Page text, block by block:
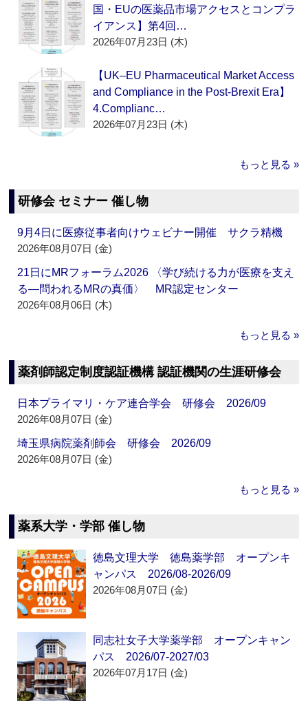
国・EUの医薬品市場アクセスとコンプラ
イアンス】第4回…
2026年07月23日 (木)
【UK–EU Pharmaceutical Market Access
and Compliance in the Post-Brexit Era】
4.Complianc…
2026年07月23日 (木)
もっと見る »
研修会 セミナー 催し物
9月4日に医療従事者向けウェビナー開催 サクラ精機
2026年08月07日 (金)
21日にMRフォーラム2026 〈学び続ける力が医療を支え
る―問われるMRの真価〉 MR認定センター
2026年08月06日 (木)
もっと見る »
薬剤師認定制度認証機構 認証機関の生涯研修会
日本プライマリ・ケア連合学会 研修会 2026/09
2026年08月07日 (金)
埼玉県病院薬剤師会 研修会 2026/09
2026年08月07日 (金)
もっと見る »
薬系大学・学部 催し物
徳島文理大学 徳島薬学部 オープンキ
ャンパス 2026/08-2026/09
2026年08月07日 (金)
同志社女子大学薬学部 オープンキャン
パス 2026/07-2027/03
2026年07月17日 (金)